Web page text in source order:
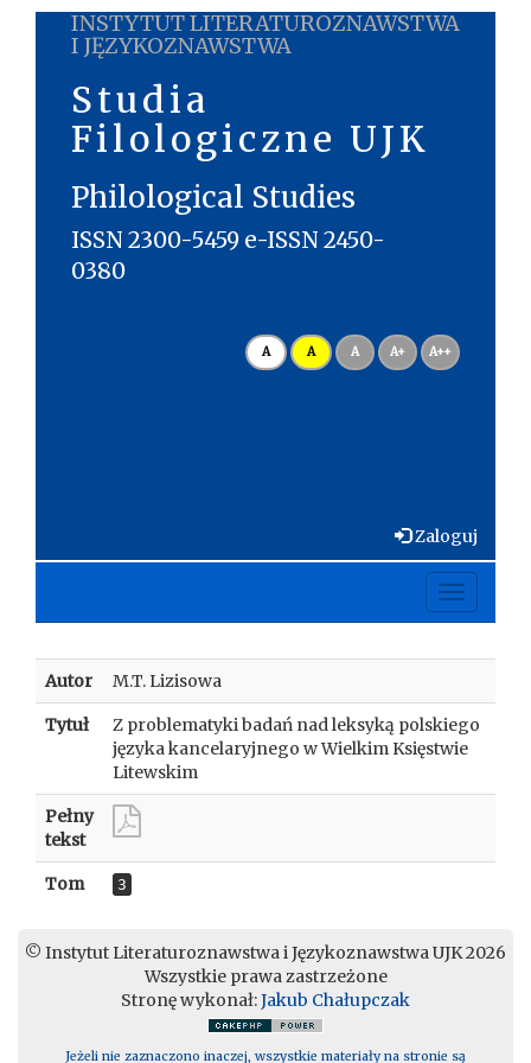
INSTYTUT LITERATUROZNAWSTWA
I JĘZYKOZNAWSTWA
Studia
Filologiczne UJK
Philological Studies
ISSN 2300-5459 e-ISSN 2450-
0380
A A A A+ A++
Zaloguj
Toggle
Autor M.T. Lizisowa
Tytuł
Z problematyki badań nad leksyką polskiego
języka kancelaryjnego w Wielkim Księstwie
Litewskim
Pełny
tekst
Tom 3
© Instytut Literaturoznawstwa i Językoznawstwa UJK 2026
Wszystkie prawa zastrzeżone
Stronę wykonał:Jakub Chałupczak
Jeżeli nie zaznaczono inaczej, wszystkie materiały na stronie są